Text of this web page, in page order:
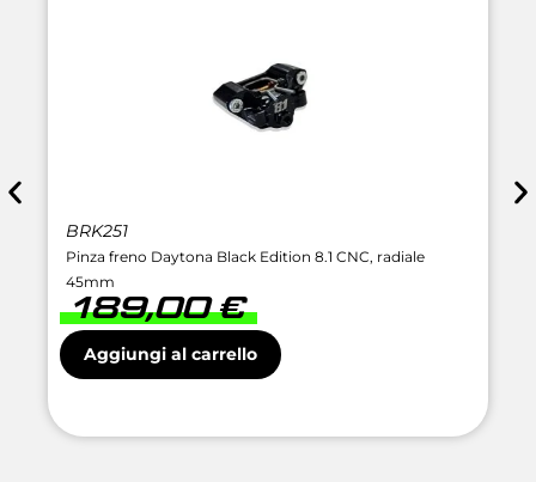
BRK251
Pinza freno Daytona Black Edition 8.1 CNC, radiale
45mm
189,00€
Aggiungi al carrello